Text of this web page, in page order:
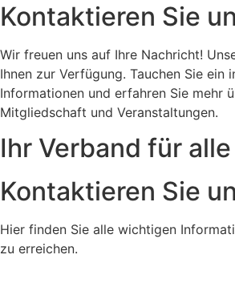
Kontaktieren Sie
Wir freuen uns auf Ihre Nachricht!
Ihnen zur Verfügung. Tauchen Sie ein
Informationen und erfahren Sie mehr
Mitgliedschaft und Veranstaltungen.
Ihr Verband für
Kontaktieren Sie
Hier finden Sie alle wichtigen
zu erreichen.